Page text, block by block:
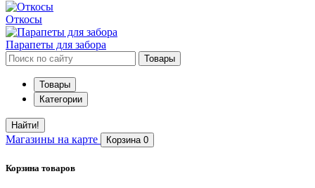
Откосы
Парапеты для забора
Товары
Товары
Категории
Найти!
Магазины на карте Корзина 0
Корзина товаров